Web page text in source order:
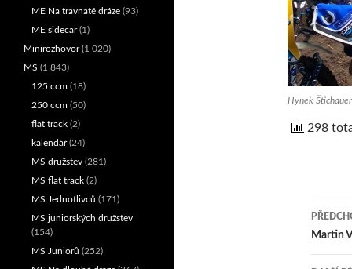
Hynek
298
Martin
ME Na travnaté dráze (93)
ME sidecar(1)
Minirozhovor(1 020)
MS (1 843)
125 ccm (18)
250 ccm (50)
flat track (2)
kalendář(24)
MS družstev (281)
MS flat track (2)
MS Jednotlivců (171)
MS juniorských družstev
(154)
MS Juniorů (252)